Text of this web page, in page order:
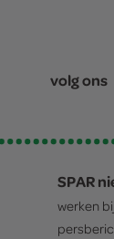
volg ons
SPAR
werken bij